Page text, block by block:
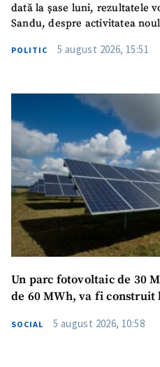
dată la șase luni, rezultatele
Sandu, despre activitatea
POLITIC 5 august 2026, 15:51
Un parc fotovoltaic de 30
de 60 MWh, va fi construit
SOCIAL 5 august 2026, 10:58